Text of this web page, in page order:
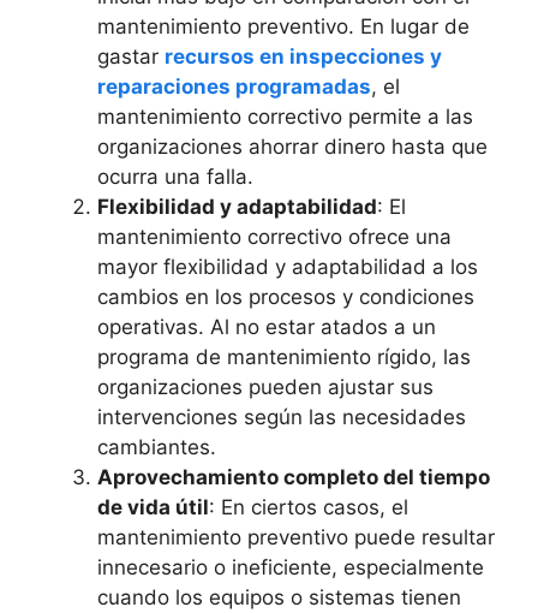
mantenimiento preventivo. En lugar de
gastar recursos en inspecciones y
reparaciones programadas, el
mantenimiento correctivo permite a las
organizaciones ahorrar dinero hasta que
ocurra una falla.
Flexibilidad y adaptabilidad: El
mantenimiento correctivo ofrece una
mayor flexibilidad y adaptabilidad a los
cambios en los procesos y condiciones
operativas. Al no estar atados a un
programa de mantenimiento rígido, las
organizaciones pueden ajustar sus
intervenciones según las necesidades
cambiantes.
Aprovechamiento completo del tiempo
de vida útil: En ciertos casos, el
mantenimiento preventivo puede resultar
innecesario o ineficiente, especialmente
cuando los equipos o sistemas tienen